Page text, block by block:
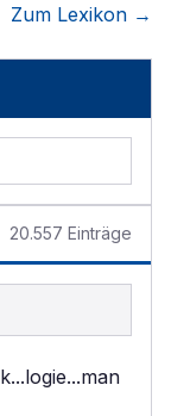
Zum Lexikon →
20.557 Einträge
...logie...man